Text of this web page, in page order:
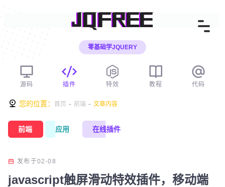
JQFREE
零基础学JQUERY
源码 插件 特效 教程 代码
您的位置： 首页 - 前端 - 文章内容
前端 应用 在线插件
发布于02-08
javascript触屏滑动特效插件，移动端